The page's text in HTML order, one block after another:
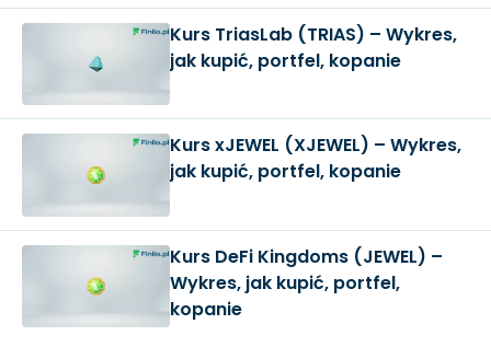
Kurs TriasLab (TRIAS) – Wykres,
jak kupić, portfel, kopanie
Kurs xJEWEL (XJEWEL) – Wykres,
jak kupić, portfel, kopanie
Kurs DeFi Kingdoms (JEWEL) –
Wykres, jak kupić, portfel,
kopanie